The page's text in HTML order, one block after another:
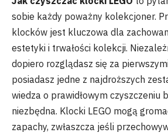
sobie każdy poważny kolekcjoner.
klocków jest kluczowa dla
estetyki i trwałości kolekcji.
dopiero rozglądasz się za
posiadasz jedne z najdroższych
wiedza o prawidłowym czyszczeniu
niezbędna. Klocki LEGO mogą
zapachy, zwłaszcza jeśli